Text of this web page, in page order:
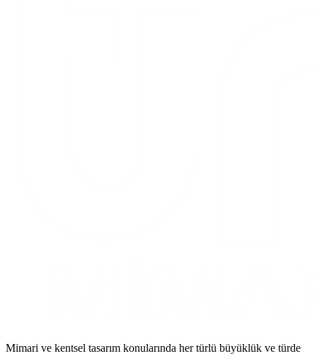
Mimari ve kentsel tasarım konularında her türlü büyüklük ve türde